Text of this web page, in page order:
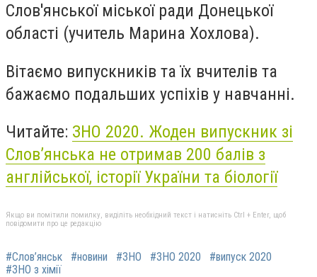
Слов'янської міської ради Донецької
області (учитель Марина Хохлова).
Вітаємо випускників та їх вчителів та
бажаємо подальших успіхів у навчанні.
Читайте: ЗНО 2020. Жоден випускник зі
Слов’янська не отримав 200 балів з
англійської, історії України та біології
Якщо ви помітили помилку, виділіть необхідний текст і натисніть Ctrl + Enter, щоб
повідомити про це редакцію
#Слов’янськ #новини #ЗНО #ЗНО 2020
#випуск 2020
#ЗНО з хімії